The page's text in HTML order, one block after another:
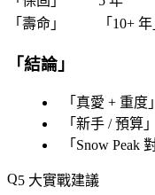
「 壽命 」 「 10+ 年
「結論 」
「 真愛 + 重度
「 新手 / 預算
「 Snow Peak
5 大實戰建議